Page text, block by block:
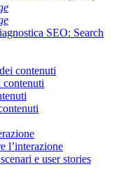
SEO: Search
contenuti
contenuti
l’interazione
e user stories